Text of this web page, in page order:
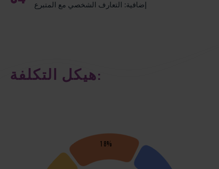
إضافية: التعارف الشخصي مع المتبرع
هيكل التكلفة:
18%